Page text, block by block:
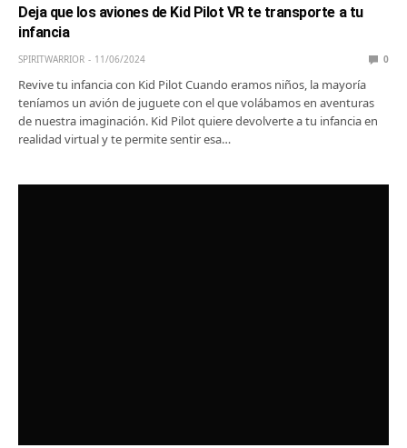
Deja que los aviones de Kid Pilot VR te transporte a tu
infancia
SPIRITWARRIOR 11/06/2024 0
Revive tu infancia con Kid Pilot Cuando eramos niños, la mayoría
teníamos un avión de juguete con el que volábamos en aventuras
de nuestra imaginación. Kid Pilot quiere devolverte a tu infancia en
realidad virtual y te permite sentir esa…